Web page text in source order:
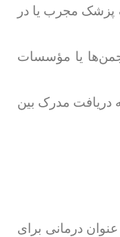
پزشک مجرب یا در
یا مؤسسات
دریافت مدرک بین
درمانی برای